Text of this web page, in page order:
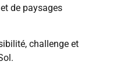
de paysages
challenge et